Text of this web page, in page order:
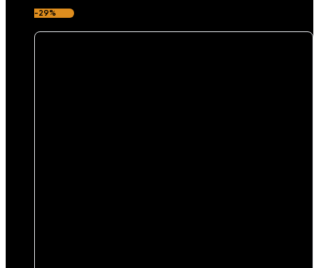
-29%